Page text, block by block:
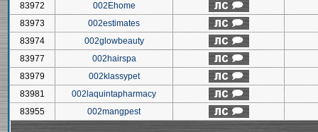
83972
002Ehome
83973
002estimates
83974
002glowbeauty
83977
002hairspa
83979
002klassypet
83981
002laquintapharmacy
83955
002mangpest